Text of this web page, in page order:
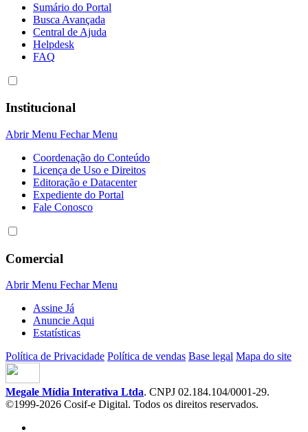
Sumário do Portal
Busca Avançada
Central de Ajuda
Helpdesk
FAQ
Institucional
Abrir Menu Fechar Menu
Coordenação do Conteúdo
Licença de Uso e Direitos
Editoração e Datacenter
Expediente do Portal
Fale Conosco
Comercial
Abrir Menu Fechar Menu
Assine Já
Anuncie Aqui
Estatísticas
Política de Privacidade Política de vendas Base legal Mapa do site
Megale Mídia Interativa Ltda. CNPJ 02.184.104/0001-29.
©1999-2026 Cosif-e Digital. Todos os direitos reservados.